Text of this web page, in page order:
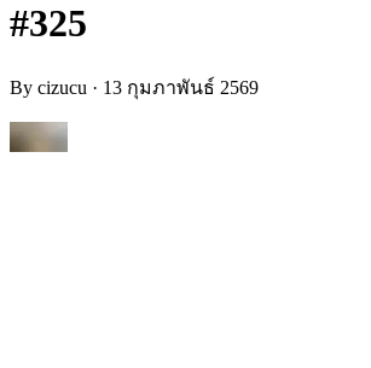
#325
By cizucu · 13 กุมภาพันธ์ 2569